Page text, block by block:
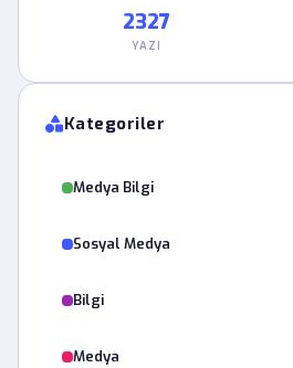
2327
YAZI
Kategoriler
Medya Bilgi
Sosyal Medya
Bilgi
Medya